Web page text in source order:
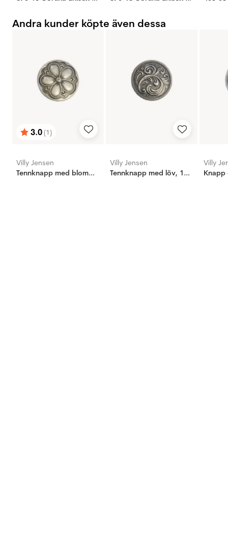
Andra kunder köpte även dessa
Betyg:
3.0(1)
utav 5 stjärnor
Villy Jensen
Tennknapp med blomma, 15mm
Villy Jensen
Tennknapp med löv, 17mm
Villy
Knapp